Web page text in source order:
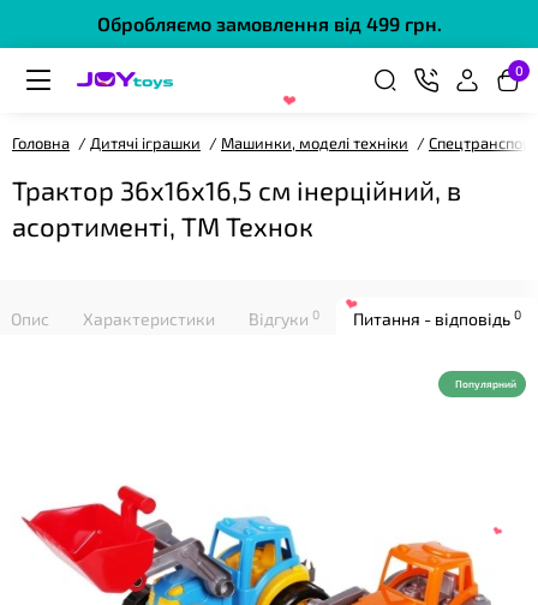
Обробляємо замовлення від 499 грн.
0
Головна Дитячі іграшки Машинки, моделі техніки Спецтранспорт
Трактор 36х16х16,5 см інерційний, в
асортименті, ТМ Технок
Опис Характеристики Відгуки 0 Питання - відповідь 0
Популярний